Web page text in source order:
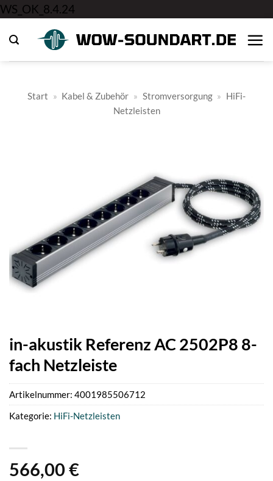
WS_OK_8.4.24
springen
Start » Kabel & Zubehör » Stromversorgung » HiFi-
Netzleisten
in-akustik Referenz AC 2502P8 8-
fach Netzleiste
566,00 €
Artikelnummer: 4001985506712
Kategorie: HiFi-Netzleisten